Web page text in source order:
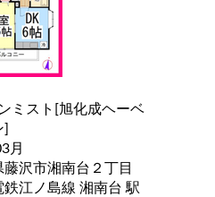
ミスト[旭化成ヘーベ
]
月
藤沢市湘南台２丁目
江ノ島線 湘南台 駅